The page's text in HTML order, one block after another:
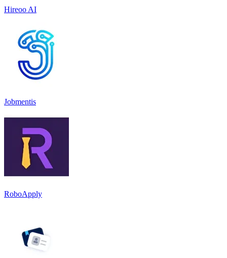
Hireoo AI
Jobmentis
RoboApply